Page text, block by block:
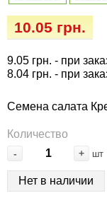
10.05 грн.
9.05 грн. - при
8.04 грн. - при
Семена салата
Количество
- + шт
Нет в наличии
Семена перца
Семена
Семена пряных
Семена редьки
Удобрения
100 г
Удобрения
Удобрения
Удобрения
Опрыскиватели
Горшки для
Перчатки
Средства